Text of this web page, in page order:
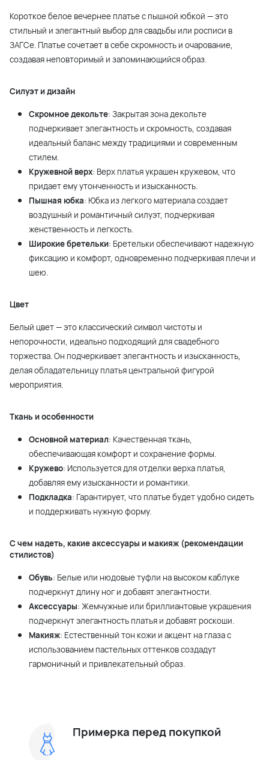
Короткое белое вечернее платье с пышной юбкой — это
стильный и элегантный выбор для свадьбы или росписи в
ЗАГСе. Платье сочетает в себе скромность и очарование,
создавая неповторимый и запоминающийся образ.
Силуэт и дизайн
Скромное декольте: Закрытая зона декольте
подчеркивает элегантность и скромность, создавая
идеальный баланс между традициями и современным
стилем.
Кружевной верх: Верх платья украшен кружевом, что
придает ему утонченность и изысканность.
Пышная юбка: Юбка из легкого материала создает
воздушный и романтичный силуэт, подчеркивая
женственность и легкость.
Широкие бретельки: Бретельки обеспечивают надежную
фиксацию и комфорт, одновременно подчеркивая плечи и
шею.
Цвет
Белый цвет — это классический символ чистоты и
непорочности, идеально подходящий для свадебного
торжества. Он подчеркивает элегантность и изысканность,
делая обладательницу платья центральной фигурой
мероприятия.
Ткань и особенности
Основной материал: Качественная ткань,
обеспечивающая комфорт и сохранение формы.
Кружево: Используется для отделки верха платья,
добавляя ему изысканности и романтики.
Подкладка: Гарантирует, что платье будет удобно сидеть
и поддерживать нужную форму.
С чем надеть, какие аксессуары и макияж (рекомендации
стилистов)
Обувь: Белые или нюдовые туфли на высоком каблуке
подчеркнут длину ног и добавят элегантности.
Аксессуары: Жемчужные или бриллиантовые украшения
подчеркнут элегантность платья и добавят роскоши.
Макияж: Естественный тон кожи и акцент на глаза с
использованием пастельных оттенков создадут
гармоничный и привлекательный образ.
Примерка перед покупкой